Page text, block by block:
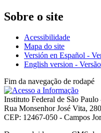
Sobre o site
Acessibilidade
Mapa do site
Versión en Español -
English version -
Fim da navegação de rodapé
Instituto Federal de São
Rua Monsenhor José Vita,
CEP: 12467-050 - Campos